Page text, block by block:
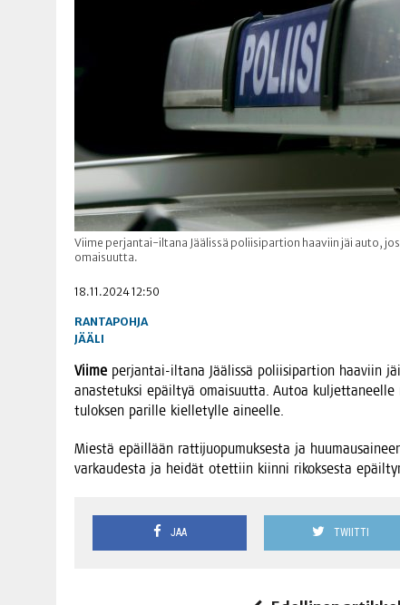
Viime perjantai-iltana Jäälissä poliisipartion haaviin jäi auto,
omaisuutta.
18.11.2024 12:50
RANTAPOHJA
JÄÄLI
Vii­me per­jan­tai-ilta­na Jää­lis­sä polii­si­par­tion haa­viin
anas­te­tuk­si epäil­tyä omai­suut­ta. Autoa
tulok­sen paril­le kiel­le­tyl­le aineelle.
Mies­tä epäil­lään rat­ti­juo­pu­muk­ses­ta ja
var­kau­des­ta ja hei­dät otet­tiin kiin­ni rikok­ses­ta
JAA TWIITTI